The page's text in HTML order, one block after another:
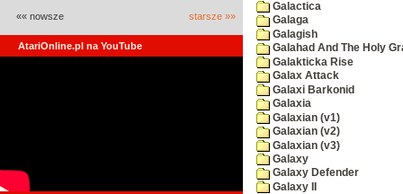
«« nowsze starsze »»
AtariOnline.pl na YouTube
Galactica
Galaga
Galagish
Galahad And The Holy
Galakticka Rise
Galax Attack
Galaxi Barkonid
Galaxia
Galaxian (v1)
Galaxian (v2)
Galaxian (v3)
Galaxy
Galaxy Defender
Galaxy II